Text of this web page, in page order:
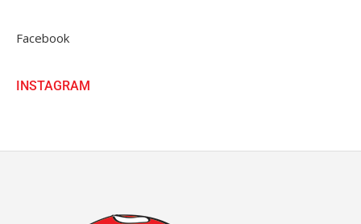
Facebook
INSTAGRAM